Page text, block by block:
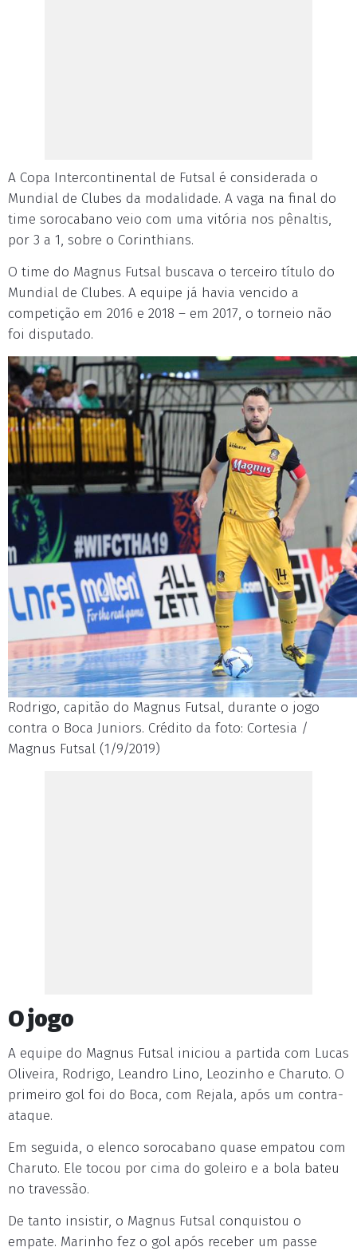
A Copa Intercontinental de Futsal é considerada o
Mundial de Clubes da modalidade. A vaga na final do
time sorocabano veio com uma vitória nos pênaltis,
por 3 a 1, sobre o Corinthians.
O time do Magnus Futsal buscava o terceiro título do
Mundial de Clubes. A equipe já havia vencido a
competição em 2016 e 2018 – em 2017, o torneio não
foi disputado.
Rodrigo, capitão do Magnus Futsal, durante o jogo
contra o Boca Juniors. Crédito da foto: Cortesia /
Magnus Futsal (1/9/2019)
O jogo
A equipe do Magnus Futsal iniciou a partida com Lucas
Oliveira, Rodrigo, Leandro Lino, Leozinho e Charuto. O
primeiro gol foi do Boca, com Rejala, após um contra-
ataque.
Em seguida, o elenco sorocabano quase empatou com
Charuto. Ele tocou por cima do goleiro e a bola bateu
no travessão.
De tanto insistir, o Magnus Futsal conquistou o
empate. Marinho fez o gol após receber um passe